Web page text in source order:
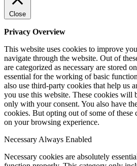
Close
Privacy Overview
This website uses cookies to improve
navigate through the website. Out of
are categorized as necessary are stored
essential for the working of basic
also use third-party cookies that help us
you use this website. These cookies will
only with your consent. You also have
cookies. But opting out of some of these
on your browsing experience.
NecessaryAlways Enabled
Necessary cookies are absolutely